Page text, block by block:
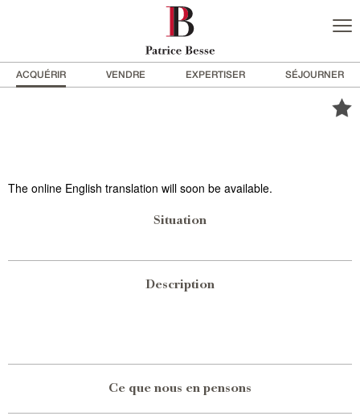
ACQUÉRIR VENDRE EXPERTISER SÉJOURNER
The online English translation will soon be available.
Situation
Description
Ce que nous en pensons